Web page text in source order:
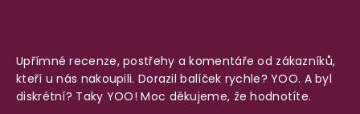
Upřímné recenze, postřehy a komentáře od zákazníků,
kteří u nás nakoupili. Dorazil balíček rychle? YOO. A byl
diskrétní? Taky YOO! Moc děkujeme, že hodnotíte.